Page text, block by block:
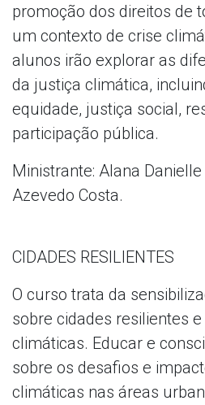
promoção dos direitos de
um contexto de crise
alunos irão explorar as
da justiça climática,
equidade, justiça social,
participação pública.
Ministrante: Alana
Azevedo Costa.
CIDADES RESILIENTES
O curso trata da
sobre cidades resilientes
climáticas. Educar e
sobre os desafios e
climáticas nas áreas